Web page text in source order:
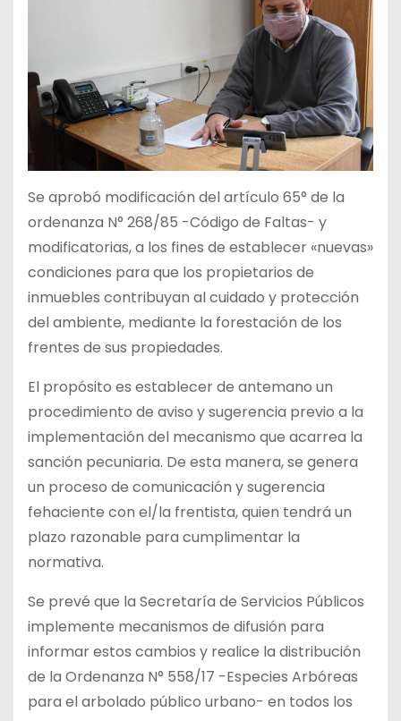
Se aprobó modificación del artículo 65° de la
ordenanza N° 268/85 -Código de Faltas- y
modificatorias, a los fines de establecer «nuevas»
condiciones para que los propietarios de
inmuebles contribuyan al cuidado y protección
del ambiente, mediante la forestación de los
frentes de sus propiedades.
El propósito es establecer de antemano un
procedimiento de aviso y sugerencia previo a la
implementación del mecanismo que acarrea la
sanción pecuniaria. De esta manera, se genera
un proceso de comunicación y sugerencia
fehaciente con el/la frentista, quien tendrá un
plazo razonable para cumplimentar la
normativa.
Se prevé que la Secretaría de Servicios Públicos
implemente mecanismos de difusión para
informar estos cambios y realice la distribución
de la Ordenanza N° 558/17 -Especies Arbóreas
para el arbolado público urbano- en todos los